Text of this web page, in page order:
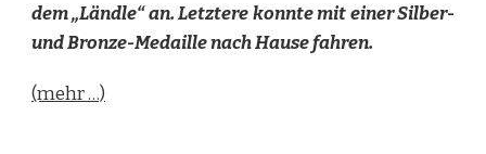
dem „Ländle“ an. Letztere konnte mit einer Silber-
und Bronze-Medaille nach Hause fahren.
(mehr …)